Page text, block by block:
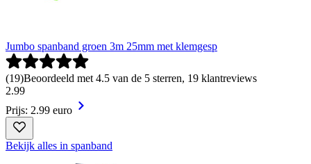
Jumbo spanband groen 3m 25mm met klemgesp
(19)Beoordeeld met 4.5 van de 5 sterren, 19 klantreviews
2.99
Prijs: 2.99 euro
Bekijk alles in spanband